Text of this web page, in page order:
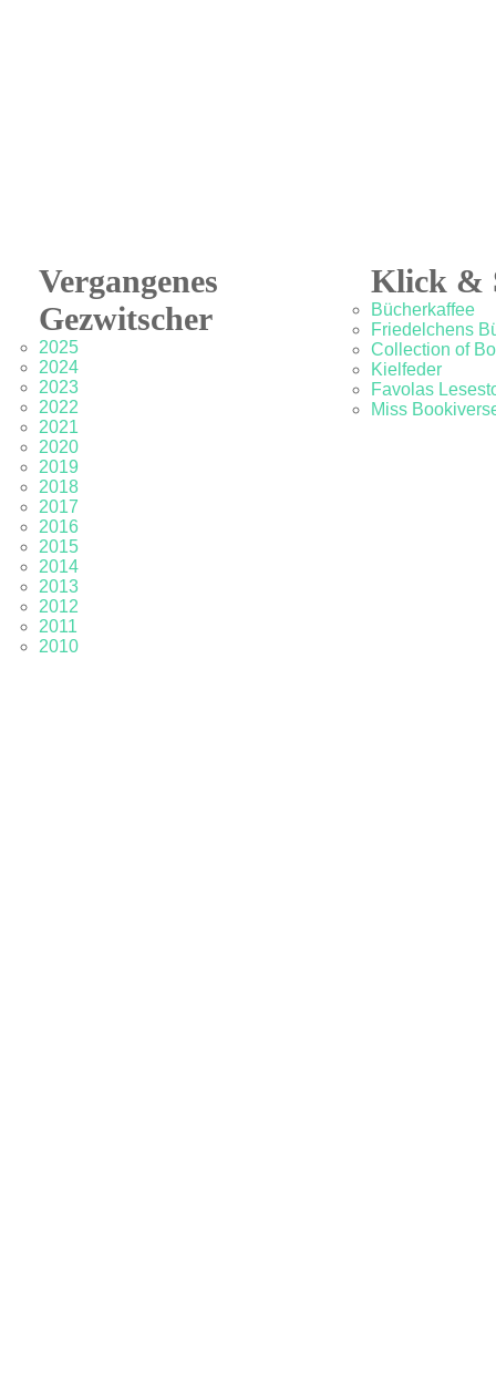
Vergangenes
Gezwitscher
2025
2024
2023
2022
2021
2020
2019
2018
2017
2016
2015
2014
2013
2012
2011
2010
Klick &
Bücherkaffee
Friedelchens
Collection of
Kielfeder
Favolas
Miss